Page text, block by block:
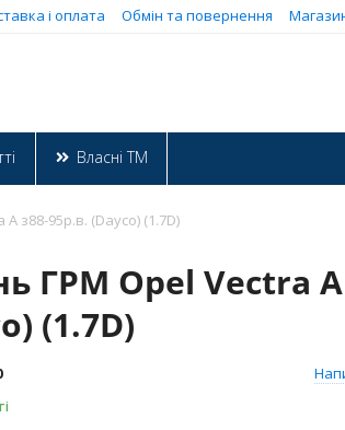
і оплата Обмін та повернення
Власні ТМ
з88-95р.в. (Dayco) (1.7D)
ГРМ Opel Vectra
(1.7D)